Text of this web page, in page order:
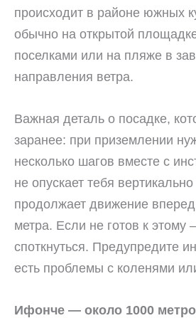
происходит в районе южных
обычно на открытой
поселками или на пляже в
направления ветра.
Важная деталь о посадке,
заранее: при приземлении
несколько шагов вместе с
не опускает тебя
продолжает движение
метра. Если не готов к
споткнуться. Предупредите
есть проблемы с коленями
Ифонче — около 1000